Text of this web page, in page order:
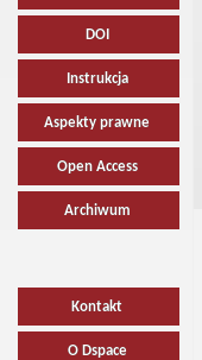
DOI
Instrukcja
Aspekty prawne
Open Access
Archiwum
Kontakt
O Dspace